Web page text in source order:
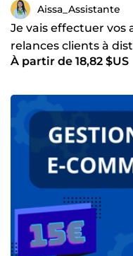
Aissa_Assistante
Je vais effectuer vos
relances clients à
À partir de 18,82 $US